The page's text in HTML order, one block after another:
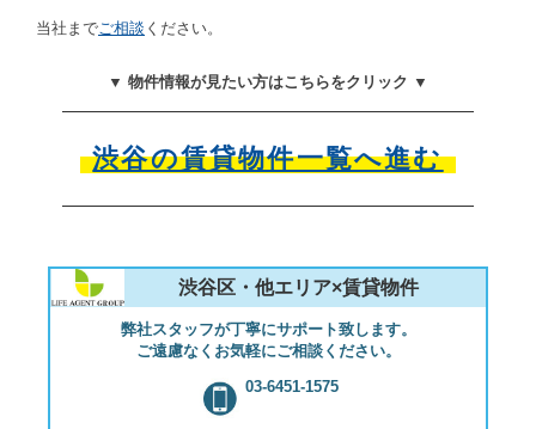
当社まで ご相談 ください。
▼ 物件情報が見たい方はこちらをクリック ▼
渋谷の賃貸物件一覧へ進む
渋谷区・他エリア×賃貸物件
弊社スタッフが丁寧にサポート致します。
ご遠慮なくお気軽にご相談ください。
03-6451-1575